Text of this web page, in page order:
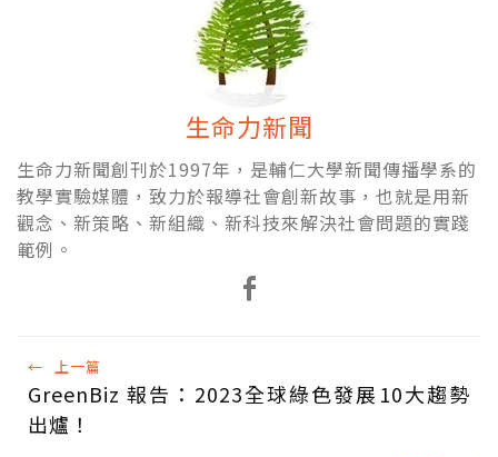
生命力新聞
生命力新聞創刊於1997年，是輔仁大學新聞傳播學系的
教學實驗媒體，致力於報導社會創新故事，也就是用新
觀念、新策略、新組織、新科技來解決社會問題的實踐
範例。
← 上一篇
GreenBiz 報告：2023全球綠色發展10大趨勢
出爐！